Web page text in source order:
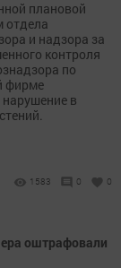
плановой
отдела
и надзора за
контроля
по
фирме
в
1583 0 0
оштрафовали